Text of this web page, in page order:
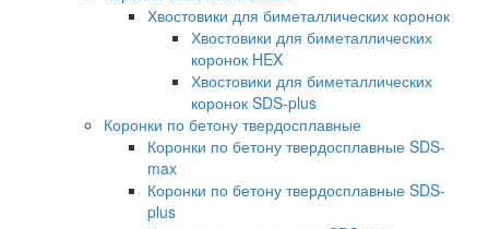
Хвостовики для биметаллических коронок
Хвостовики для биметаллических
коронок HEX
Хвостовики для биметаллических
коронок SDS-plus
Коронки по бетону твердосплавные
Коронки по бетону твердосплавные SDS-
max
Коронки по бетону твердосплавные SDS-
plus